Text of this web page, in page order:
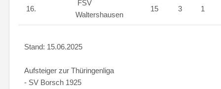
16.
FSV
Waltershausen
15 3 1
Stand: 15.06.2025
Aufsteiger zur Thüringenliga
- SV Borsch 1925